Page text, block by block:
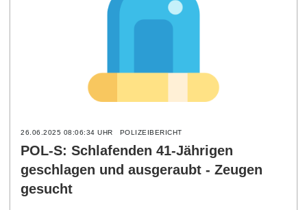
26.06.2025 08:06:34 UHR POLIZEIBERICHT
POL-S: Schlafenden 41-Jährigen
geschlagen und ausgeraubt - Zeugen
gesucht